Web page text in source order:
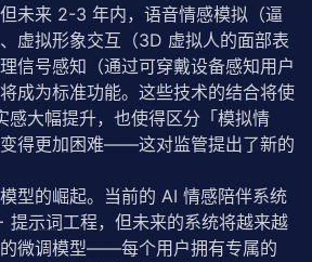
未来 2-3 年内，语音情感模拟（逼
虚拟形象交互（3D 虚拟人的面部表
信号感知（通过可穿戴设备感知用户
成为标准功能。这些技术的结合将使
感大幅提升，也使得区分「模拟情
得更加困难——这对监管提出了新的
型的崛起。当前的 AI 情感陪伴系统
提示词工程，但未来的系统将越来越
微调模型——每个用户拥有专属的